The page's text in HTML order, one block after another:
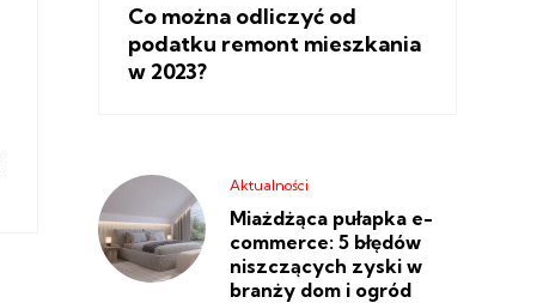
Co można odliczyć od
podatku remont mieszkania
w 2023?
Aktualności
Miażdżąca pułapka e-
commerce: 5 błędów
niszczących zyski w
branży dom i ogród